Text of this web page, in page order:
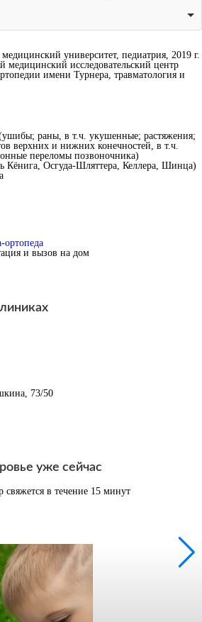
университет, педиатрия, 2019 г.
медицинский исследовательский центр
имени Турнера, травматология и
раны, в т.ч. укушенные; растяжения;
верхних и нижних конечностей, в т.ч.
переломы позвоночника)
Кёнига, Осгуда-Шляттера, Келлера, Шинца)
ортопеда
и вызов на дом
73/50
уже сейчас
свяжется в течение 15 минут